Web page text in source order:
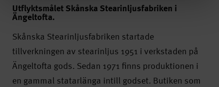
Utflyktsmålet Skånska Stearinljusfabriken i
Ängeltofta.
Skånska Stearinljusfabriken startade
tillverkningen av stearinljus 1951 i verkstaden på
Ängeltofta gods. Sedan 1971 finns produktionen i
en gammal statarlänga intill godset. Butiken som